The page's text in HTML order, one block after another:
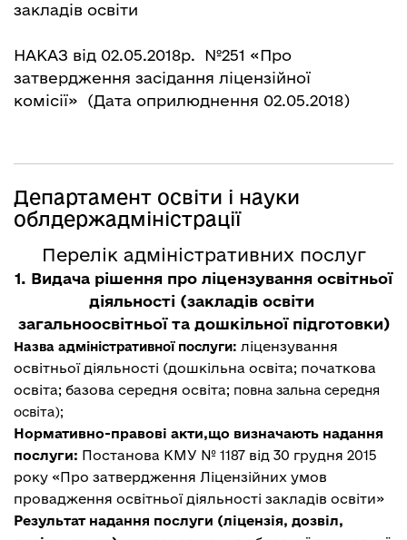
закладів освіти
НАКАЗ від 02.05.2018р. №251 «Про
затвердження засідання ліцензійної
комісії»
(Дата оприлюднення 02.05.2018)
Департамент освіти і науки
облдержадміністрації
Перелік адміністративних послуг
1. Видача рішення про ліцензування освітньої
діяльності (закладів освіти
загальноосвітньої та дошкільної підготовки)
Назва адміністративної послуги: ліцензування
освітньої діяльності (дошкільна освіта; початкова
освіта; базова середня освіта; повна зальна середня
освіта);
Нормативно-правові акти,що визначають надання
послуги: Постанова КМУ № 1187 від 30 грудня 2015
року «Про затвердження Ліцензійних умов
провадження освітньої діяльності закладів освіти»
Результат надання послуги (ліцензія, дозвіл,